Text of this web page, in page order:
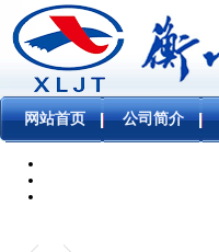
网站首页 公司简介